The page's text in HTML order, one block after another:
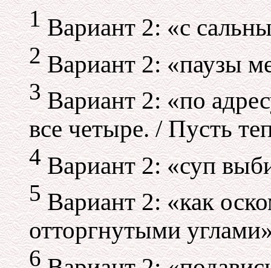
1Вариант 2: «с
2Вариант 2: «паузы
3Вариант 2: «по
все четыре. / Пусть
4Вариант 2: «суп
5Вариант 2: «как
отторгнутыми
6